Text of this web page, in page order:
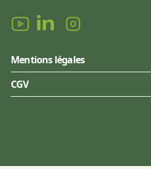
Mentions légales
CGV